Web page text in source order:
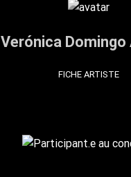
Verónica Domingo
FICHE ARTISTE